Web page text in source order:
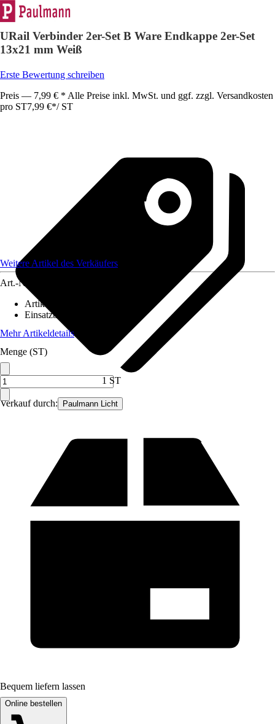
URail Verbinder 2er-Set B Ware Endkappe 2er-Set
13x21 mm Weiß
Erste Bewertung schreiben
Preis — 7,99 € * Alle Preise inkl. MwSt. und ggf. zzgl. Versandkosten
pro ST7,99 €*/ ST
Verkauf durch: Paulmann Licht
Weitere Artikel des Verkäufers
Art.-Nr.
Artikeltyp
Einsatzbereich
Mehr Artikeldetails
Menge (ST)
1 ST
Bequem liefern lassen
Online bestellen